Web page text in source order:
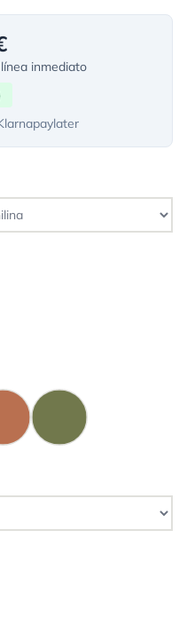
inmediato